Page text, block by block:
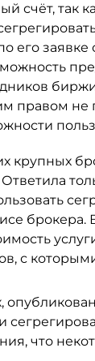
счёт, так
его
правом не
крупных
Ответила
брокера.
с
что